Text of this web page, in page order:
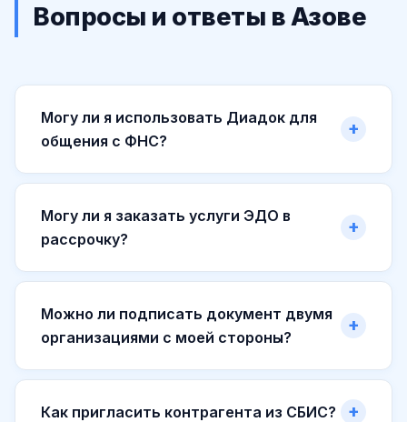
Вопросы и ответы в Азове
Могу ли я использовать Диадок для
общения с ФНС?
Могу ли я заказать услуги ЭДО в
рассрочку?
Можно ли подписать документ двумя
организациями с моей стороны?
Как пригласить контрагента из СБИС?